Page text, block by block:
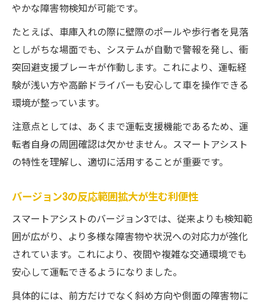
やかな障害物検知が可能です。
たとえば、車庫入れの際に壁際のポールや歩行者を見落
としがちな場面でも、システムが自動で警報を発し、衝
突回避支援ブレーキが作動します。これにより、運転経
験が浅い方や高齢ドライバーも安心して車を操作できる
環境が整っています。
注意点としては、あくまで運転支援機能であるため、運
転者自身の周囲確認は欠かせません。スマートアシスト
の特性を理解し、適切に活用することが重要です。
バージョン3の反応範囲拡大が生む利便性
スマートアシストのバージョン3では、従来よりも検知範
囲が広がり、より多様な障害物や状況への対応力が強化
されています。これにより、夜間や複雑な交通環境でも
安心して運転できるようになりました。
具体的には、前方だけでなく斜め方向や側面の障害物に